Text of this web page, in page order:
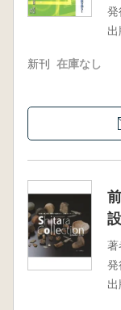
発
出
新刊 在庫なし
著
発
出